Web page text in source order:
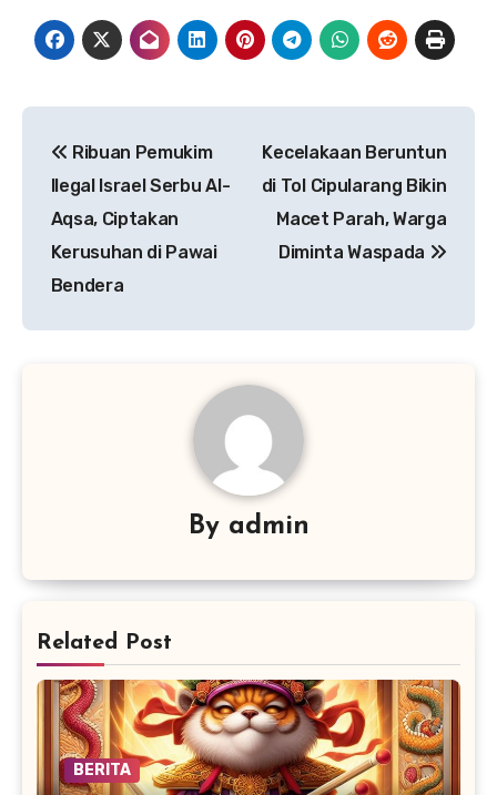
pos
Ribuan Pemukim
Ilegal Israel Serbu Al-
Aqsa, Ciptakan
Kerusuhan di Pawai
Bendera
Kecelakaan Beruntun
di Tol Cipularang Bikin
Macet Parah, Warga
Diminta Waspada
By admin
Related Post
BERITA